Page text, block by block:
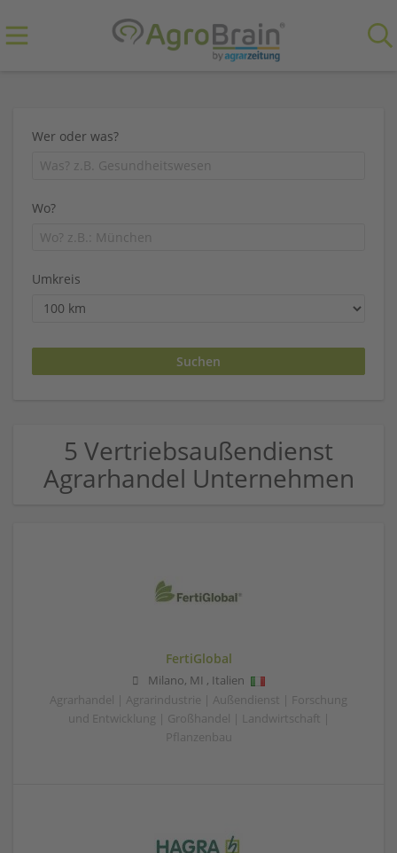
Wer oder was?
Wo?
Umkreis
5 Vertriebsaußendienst
Agrarhandel Unternehmen
FertiGlobal
Milano, MI , Italien
Agrarhandel | Agrarindustrie | Außendienst | Forschung
und Entwicklung | Großhandel | Landwirtschaft |
Pflanzenbau